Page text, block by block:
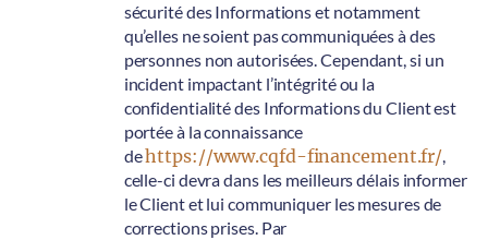
sécurité des Informations et notamment
qu’elles ne soient pas communiquées à des
personnes non autorisées. Cependant, si un
incident impactant l’intégrité ou la
confidentialité des Informations du Client est
portée à la connaissance
dehttps://www.cqfd-financement.fr/,
celle-ci devra dans les meilleurs délais informer
le Client et lui communiquer les mesures de
corrections prises. Par